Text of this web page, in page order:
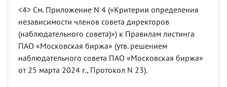
<4> См. Приложение N 4 («Критерии определения
независимости членов совета директоров
(наблюдательного совета)») к Правилам листинга
ПАО «Московская биржа» (утв. решением
наблюдательного совета ПАО «Московская биржа»
от 25 марта 2024 г., Протокол N 23).